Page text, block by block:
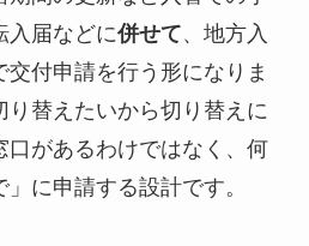
入届などに併せて、地方入
付申請を行う形になりま
替えたいから切り替えに
口があるわけではなく、何
に申請する設計です。